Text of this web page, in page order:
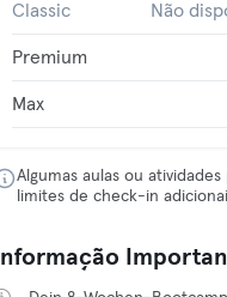
Classic Não
Premium
Max
Algumas aulas ou
limites de check-in
Informação